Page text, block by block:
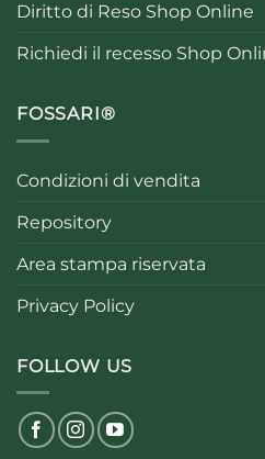
Diritto di Reso Shop Online
Richiedi il recesso Shop
FOSSARI®
Condizioni di vendita
Repository
Area stampa riservata
Privacy Policy
FOLLOW US